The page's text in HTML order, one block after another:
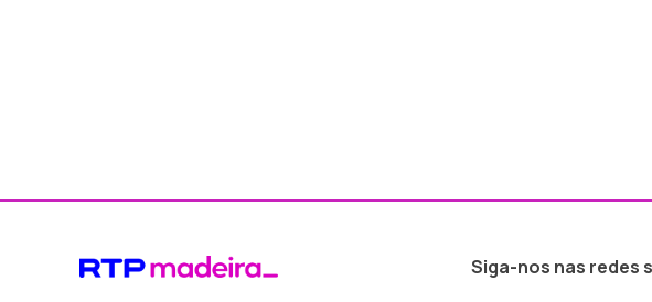
Siga-nos nas redes